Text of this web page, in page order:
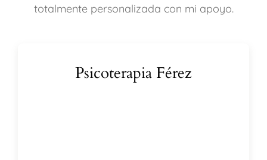
totalmente personalizada con mi apoyo.
Psicoterapia Férez